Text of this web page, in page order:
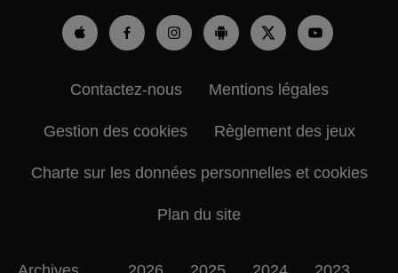
Contactez-nous Mentions légales
Gestion des cookies Règlement des jeux
Charte sur les données personnelles et cookies
Plan du site